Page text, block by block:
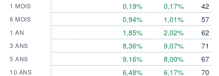
1 MOIS
6 MOIS
1 AN
3 ANS
5 ANS
10 ANS
0,19%
0,94%
1,85%
8,36%
9,16%
6,48%
0,17%
1,01%
2,02%
9,07%
8,00%
6,17%
42
57
62
71
67
70